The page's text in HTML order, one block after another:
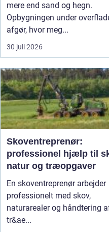
mere end sand og hegn.
Opbygningen under
afgør, hvor meg...
30 juli 2026
Skoventreprenør:
professionel hjælp til
natur og træopgaver
En skoventreprenør arbejder
professionelt med skov,
naturarealer og håndtering
tr&ae...